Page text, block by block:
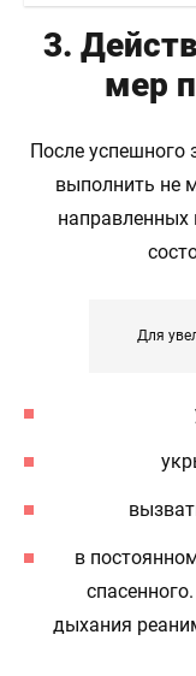
3.
мер
После успешного
выполнить не
направленных
Для
в
дыхания